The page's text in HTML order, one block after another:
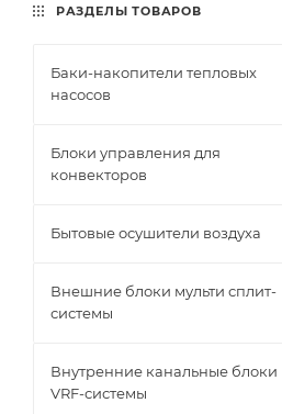
РАЗДЕЛЫ ТОВАРОВ
Баки-накопители тепловых
насосов
Блоки управления для
конвекторов
Бытовые осушители воздуха
Внешние блоки мульти сплит-
системы
Внутренние канальные блоки
VRF-системы